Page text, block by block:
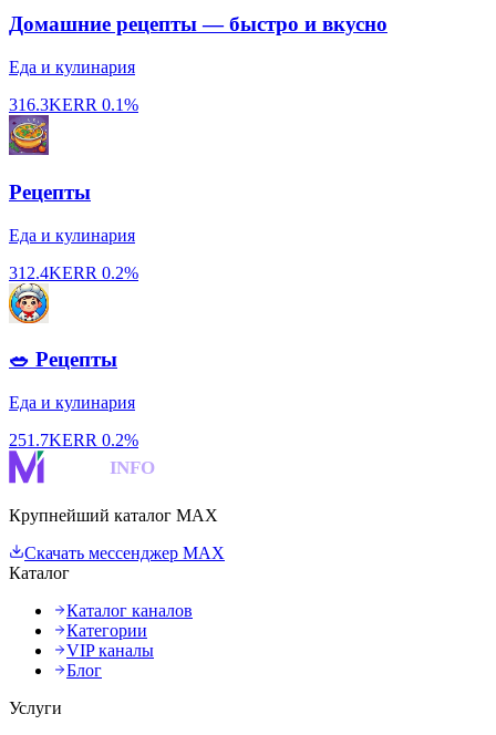
Домашние рецепты — быстро и вкусно
Еда и кулинария
316.3KERR 0.1%
Рецепты
Еда и кулинария
312.4KERR 0.2%
🥗 Рецепты
Еда и кулинария
251.7KERR 0.2%
INFO
Крупнейший каталог MAX
Скачать мессенджер MAX
Каталог
Каталог каналов
Категории
VIP каналы
Блог
Услуги